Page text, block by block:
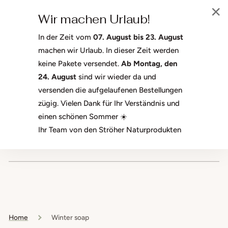
CONTENT
Welcome to the Ströher Naturprodukte GmbH shop. We're glad
you're here.
Wir machen Urlaub!
In der Zeit vom 07. August bis 23. August
machen wir Urlaub. In dieser Zeit werden
keine Pakete versendet. Ab Montag, den
24. August sind wir wieder da und
versenden die aufgelaufenen Bestellungen
zügig. Vielen Dank für Ihr Verständnis und
einen schönen Sommer ☀️
Ihr Team von den Ströher Naturprodukten
Home Winter soap